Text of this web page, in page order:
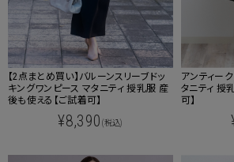
【2点まとめ買い】バルーンスリーブドッ
キングワンピース マタニティ 授乳服 産
後も使える【ご試着可】
¥8,390 (税込)
アンティー
タニティ 授
可】